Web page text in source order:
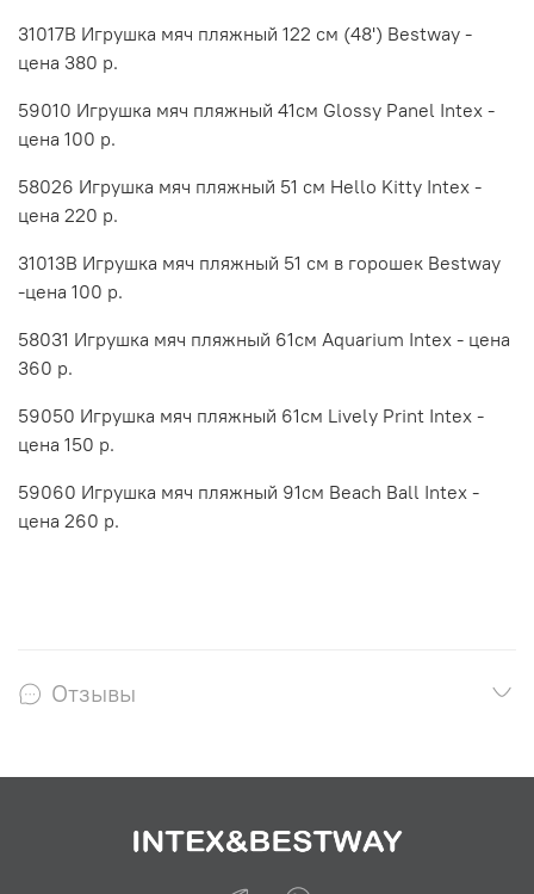
31017B Игрушка мяч пляжный 122 см (48') Bestway -
цена 380 р.
59010 Игрушка мяч пляжный 41см Glossy Panel Intex -
цена 100 р.
58026 Игрушка мяч пляжный 51 см Hello Kitty Intex -
цена 220 р.
31013B Игрушка мяч пляжный 51 см в горошек Bestway
-цена 100 р.
58031 Игрушка мяч пляжный 61см Aquarium Intex - цена
360 р.
59050 Игрушка мяч пляжный 61см Lively Print Intex -
цена 150 р.
59060 Игрушка мяч пляжный 91см Beach Ball Intex -
цена 260 р.
Отзывы